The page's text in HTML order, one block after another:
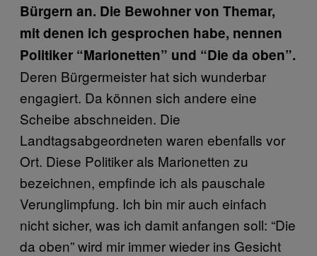
Bürgern an. Die Bewohner von Themar,
mit denen ich gesprochen habe, nennen
Politiker “Marionetten” und “Die da oben”.
Deren Bürgermeister hat sich wunderbar
engagiert. Da können sich andere eine
Scheibe abschneiden. Die
Landtagsabgeordneten waren ebenfalls vor
Ort. Diese Politiker als Marionetten zu
bezeichnen, empfinde ich als pauschale
Verunglimpfung. Ich bin mir auch einfach
nicht sicher, was ich damit anfangen soll: “Die
da oben” wird mir immer wieder ins Gesicht